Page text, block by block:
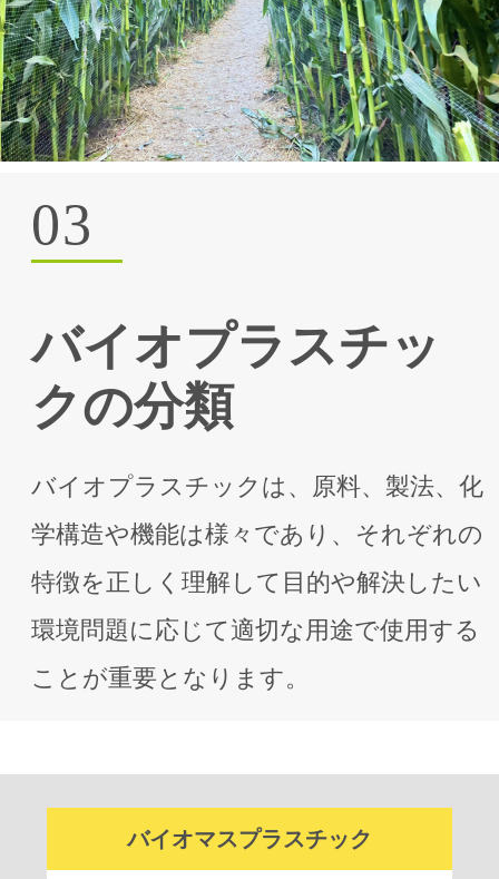
03
バイオプラスチッ
クの分類
バイオプラスチックは、原料、製法、化
学構造や機能は様々であり、それぞれの
特徴を正しく理解して⽬的や解決したい
環境問題に応じて適切な⽤途で使⽤する
ことが重要となります。
バイオマスプラスチック